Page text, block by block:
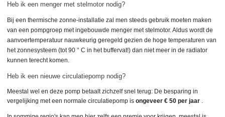
Heb ik een menger met stelmotor nodig?
Bij een thermische zonne-installatie zal men steeds gebruik moeten maken
van een pompgroep met ingebouwde menger met stelmotor. Aldus wordt de
aanvoertemperatuur nauwkeurig geregeld gezien de hoge temperaturen van
het zonnesysteem (tot 90 ° C in het buffervat!) dan niet meer in de radiator
kunnen terecht komen.
Heb ik een nieuwe circulatiepomp nodig?
Meestal wel en deze pomp betaalt zichzelf snel terug: De besparing in
vergelijking met een normale circulatiepomp isongeveer € 50 per jaar .